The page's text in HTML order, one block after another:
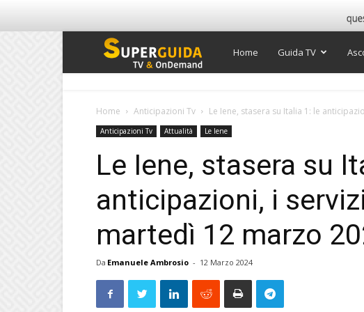
Super
TV
Home Guida TV
Home Anticipazioni Tv Le Iene, stasera su Italia 1: le
Anticipazioni Tv Attualità Le Iene
Le Iene, stasera su
anticipazioni, i
martedì 12 marzo
Da Emanuele Ambrosio - 12 Marzo 2024